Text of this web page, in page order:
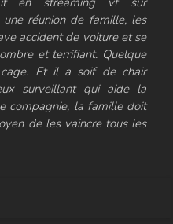
réunion de famille, les
accident de voiture et se
et terrifiant. Quelque
cage. Et il a soif de chair
surveillant qui aide la
compagnie, la famille doit
de les vaincre tous les